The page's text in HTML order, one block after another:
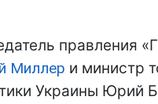
правления
Миллер и министр
Украины Юрий